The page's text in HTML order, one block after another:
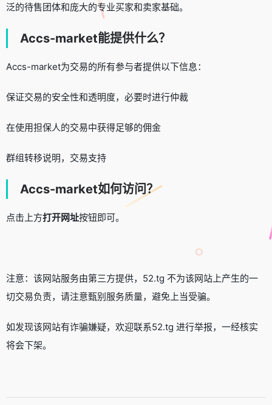
泛的待售团体和庞大的专业买家和卖家基础。
Accs-market能提供什么？
Accs-market为交易的所有参与者提供以下信息：
保证交易的安全性和透明度，必要时进行仲裁
在使用担保人的交易中获得足够的佣金
群组转移说明，交易支持
Accs-market如何访问？
点击上方打开网址按钮即可。
注意：该网站服务由第三方提供，52.tg 不为该网站上产生的一
切交易负责，请注意甄别服务质量，避免上当受骗。
如发现该网站有诈骗嫌疑，欢迎联系52.tg 进行举报，一经核实
将会下架。